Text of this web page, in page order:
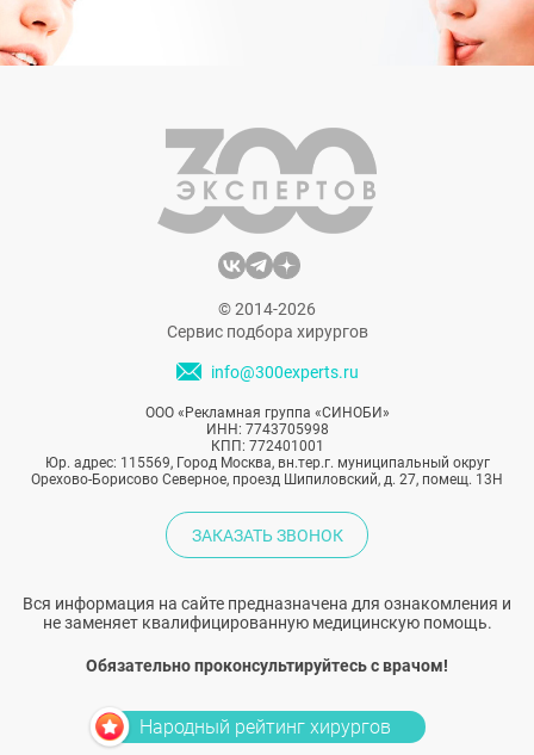
© 2014-2026
Сервис подбора хирургов
info@300experts.ru
ООО «Рекламная группа «СИНОБИ»
ИНН: 7743705998
КПП: 772401001
Юр. адрес: 115569, Город Москва, вн.тер.г. муниципальный округ
Орехово-Борисово Северное, проезд Шипиловский, д. 27, помещ. 13Н
ЗАКАЗАТЬ ЗВОНОК
Вся информация на сайте предназначена для ознакомления и
не заменяет квалифицированную медицинскую помощь.
Обязательно проконсультируйтесь с врачом!
Народный рейтинг хирургов